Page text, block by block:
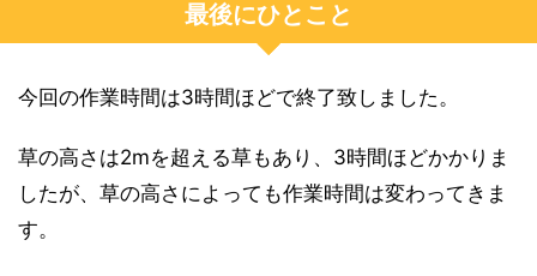
最後にひとこと
今回の作業時間は3時間ほどで終了致しました。
草の高さは2mを超える草もあり、3時間ほどかかりま
したが、草の高さによっても作業時間は変わってきま
す。